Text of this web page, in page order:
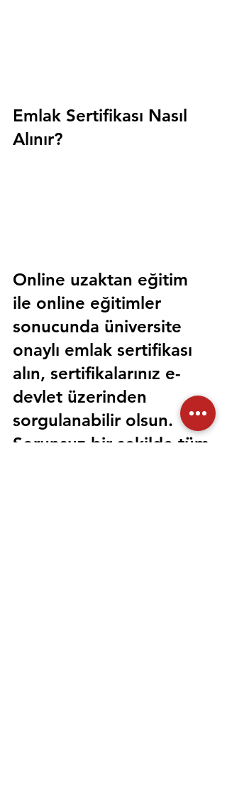
Emlak Sertifikası Nasıl
Alınır?
Online uzaktan eğitim
ile online eğitimler
sonucunda üniversite
onaylı emlak sertifikası
alın, sertifikalarınız e-
devlet üzerinden
sorgulanabilir olsun.
Sorunsuz bir şekilde tüm